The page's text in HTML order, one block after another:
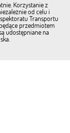
Korzystanie z
od celu i
Transportu
przedmiotem
udostępniane na